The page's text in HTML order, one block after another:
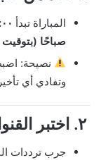
المباراة تبدأ ٤:٠٠ صباحًا
صباحًا (بتوقيت
وتفادي أي
٢. اختبر
جرب ترددات